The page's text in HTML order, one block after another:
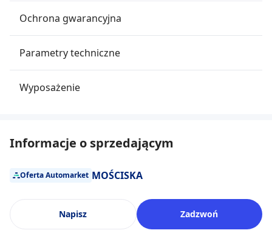
Ochrona gwarancyjna
Parametry techniczne
Wyposażenie
Informacje o sprzedającym
Oferta Automarket MOŚCISKA
Napisz Zadzwoń